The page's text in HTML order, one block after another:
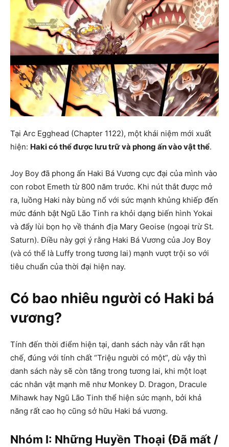
Tại Arc Egghead (Chapter 1122), một khái niệm mới xuất
hiện: Haki có thể được lưu trữ và phong ấn vào vật thể.
Joy Boy đã phong ấn Haki Bá Vương cực đại của mình vào
con robot Emeth từ 800 năm trước. Khi nút thắt được mở
ra, luồng Haki này bùng nổ với sức mạnh khủng khiếp đến
mức đánh bật Ngũ Lão Tinh ra khỏi dạng biến hình Yokai
và đẩy lùi bọn họ về thánh địa Mary Geoise (ngoại trừ St.
Saturn). Điều này gợi ý rằng Haki Bá Vương của Joy Boy
(và có thể là Luffy trong tương lai) mạnh vượt trội so với
tiêu chuẩn của thời đại hiện nay.
Có bao nhiêu người có Haki bá
vương?
Tính đến thời điểm hiện tại, danh sách này vẫn rất hạn
chế, đúng với tính chất “Triệu người có một”, dù vậy thì
danh sách này sẽ còn tăng trong tương lai, khi một loạt
các nhân vật mạnh mẽ như Monkey D. Dragon, Dracule
Mihawk hay Ngũ Lão Tinh thể hiện sức mạnh, bởi khả
năng rất cao họ cũng sở hữu Haki bá vương.
Nhóm I: Những Huyền Thoại (Đã mất /